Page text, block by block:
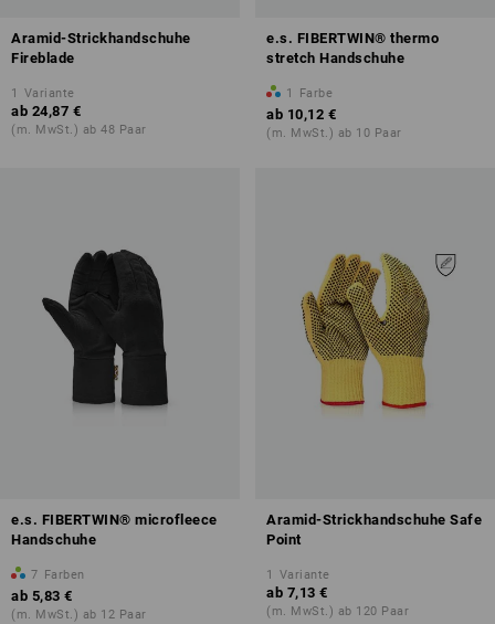
Aramid-Strickhandschuhe
Fireblade
1 Variante
ab 24,87 €
(m. MwSt.) ab 48 Paar
e.s. FIBERTWIN® thermo
stretch Handschuhe
1 Farbe
ab 10,12 €
(m. MwSt.) ab 10 Paar
e.s. FIBERTWIN® microfleece
Handschuhe
7 Farben
ab 5,83 €
(m. MwSt.) ab 12 Paar
Aramid-Strickhandschuhe Safe
Point
1 Variante
ab 7,13 €
(m. MwSt.) ab 120 Paar